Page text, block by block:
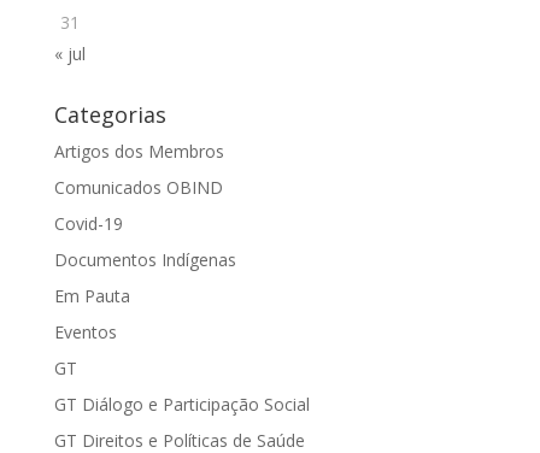
31
« jul
Categorias
Artigos dos Membros
Comunicados OBIND
Covid-19
Documentos Indígenas
Em Pauta
Eventos
GT
GT Diálogo e Participação Social
GT Direitos e Políticas de Saúde